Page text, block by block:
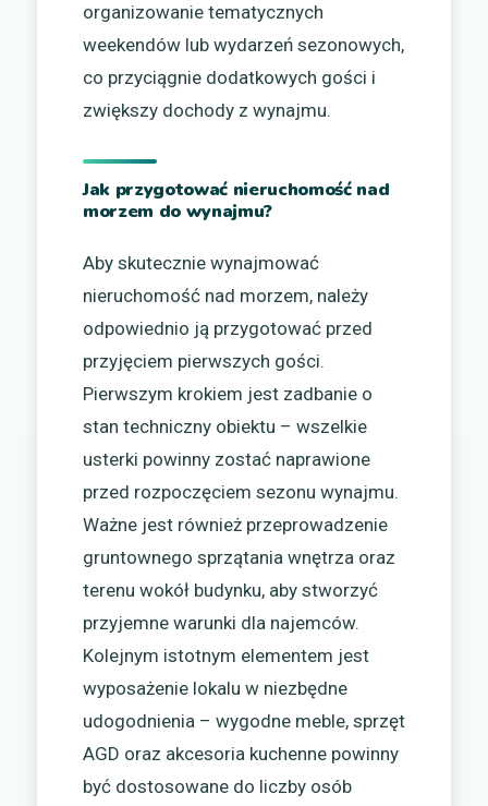
organizowanie tematycznych
weekendów lub wydarzeń sezonowych,
co przyciągnie dodatkowych gości i
zwiększy dochody z wynajmu.
Jak przygotować nieruchomość nad
morzem do wynajmu?
Aby skutecznie wynajmować
nieruchomość nad morzem, należy
odpowiednio ją przygotować przed
przyjęciem pierwszych gości.
Pierwszym krokiem jest zadbanie o
stan techniczny obiektu – wszelkie
usterki powinny zostać naprawione
przed rozpoczęciem sezonu wynajmu.
Ważne jest również przeprowadzenie
gruntownego sprzątania wnętrza oraz
terenu wokół budynku, aby stworzyć
przyjemne warunki dla najemców.
Kolejnym istotnym elementem jest
wyposażenie lokalu w niezbędne
udogodnienia – wygodne meble, sprzęt
AGD oraz akcesoria kuchenne powinny
być dostosowane do liczby osób